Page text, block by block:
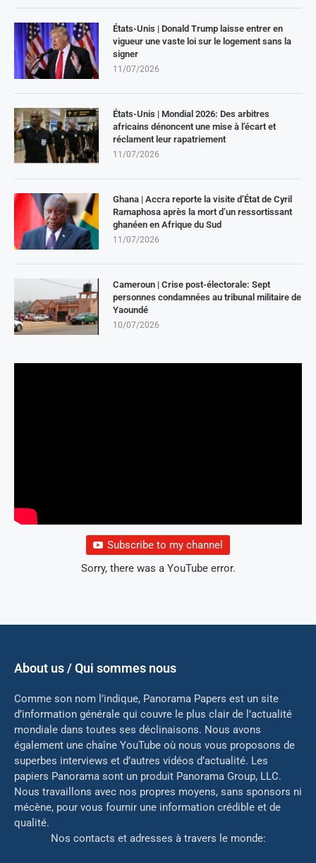
États-Unis | Donald Trump laisse entrer en
vigueur une vaste loi sur le logement sans la
signer
11/07/2026
États-Unis | Mondial 2026: Des arbitres
africains dénoncent une mise à l’écart et
réclament leur rapatriement
11/07/2026
Ghana | Accra reporte la visite d’État de Cyril
Ramaphosa après la mort d’un ressortissant
ghanéen en Afrique du Sud
11/07/2026
Cameroun | Crise post-électorale: Sept
personnes condamnées au tribunal militaire de
Yaoundé
10/07/2026
Subscribe to my channel
Sorry, there was a YouTube error.
About us / Qui sommes nous
Comme son nom l’indique, Panorama Papers est un site
d’information générale qui couvre le plus clair de l’actualité
mondiale dans toutes ses déclinaisons. Nous avons
également une chaîne YouTube où nous vous proposons de
superbes interviews et d’autres vidéos d’actualité. Les
papiers Panorama sont un produit Panorama Group, LLC.
Nous travaillons avec nos propres moyens, sans sponsors ni
mécène, pour vous fournir une information crédible et de
qualité.
Nos contacts et adresses à travers le monde: